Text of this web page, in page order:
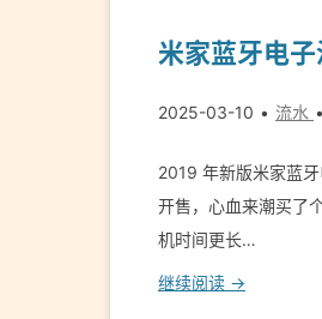
米家蓝牙电
2025-03-10 流水
2019 年新版米家蓝
开售，心血来潮买了
机时间更长…
继续阅读 →